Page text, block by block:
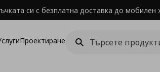
си с безплатна доставка до мобилен
Проектиране